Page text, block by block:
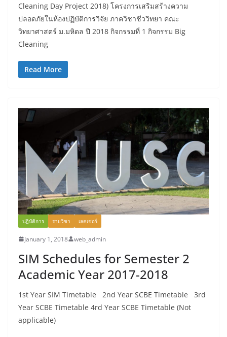
Cleaning Day Project 2018) โครงการเสริมสร้างความ
ปลอดภัยในห้องปฏิบัติการวิจัย ภาควิชาชีววิทยา คณะ
วิทยาศาสตร์ ม.มหิดล ปี 2018 กิจกรรมที่ 1 กิจกรรม Big
Cleaning
Read More
ปฏิบัติการ รายวิชา เลคเชอร์
January 1, 2018 web_admin
SIM Schedules for Semester 2
Academic Year 2017-2018
1st Year SIM Timetable 2nd Year SCBE Timetable 3rd
Year SCBE Timetable 4rd Year SCBE Timetable (Not
applicable)